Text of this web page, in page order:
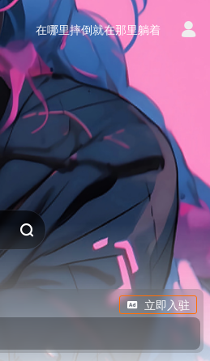
在哪里摔倒就在那里躺着
立即入驻